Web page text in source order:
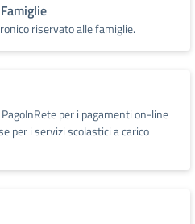
riservato alle famiglie.
per i pagamenti on-line
per i servizi scolastici a carico